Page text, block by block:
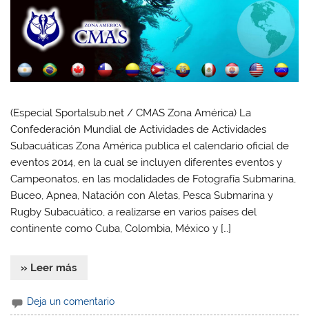
(Especial Sportalsub.net / CMAS Zona América) La
Confederación Mundial de Actividades de Actividades
Subacuáticas Zona América publica el calendario oficial de
eventos 2014, en la cual se incluyen diferentes eventos y
Campeonatos, en las modalidades de Fotografía Submarina,
Buceo, Apnea, Natación con Aletas, Pesca Submarina y
Rugby Subacuático, a realizarse en varios países del
continente como Cuba, Colombia, México y […]
» Leer más
Deja un comentario